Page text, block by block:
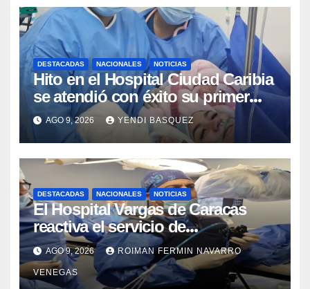
DESTACADAS NACIONALES NOTICIAS
Hito en el Hospital Ciudad Caribia
se atendió con éxito su primer
parto gemelar
AGO 9, 2026 YENDI BASQUEZ
DESTACADAS NACIONALES NOTICIAS
El Hospital Vargas de Caracas
reactiva el servicio de
Colangiopancreatografía
Retrógrada Endoscópica para
beneficiar a cientos de pacientes
AGO 9, 2026 ROIMAN FERMIN NAVARRO
VENEGAS